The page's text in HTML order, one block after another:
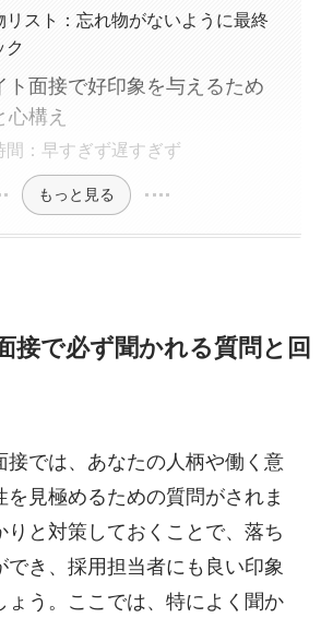
リスト：忘れ物がないように最終
ク
ト面接で好印象を与えるため
構え
間：早すぎず遅すぎず
もっと見る
接で必ず聞かれる質問と回
接では、あなたの人柄や働く意
見極めるための質問がされま
りと対策しておくことで、落ち
でき、採用担当者にも良い印象
ょう。ここでは、特によく聞か